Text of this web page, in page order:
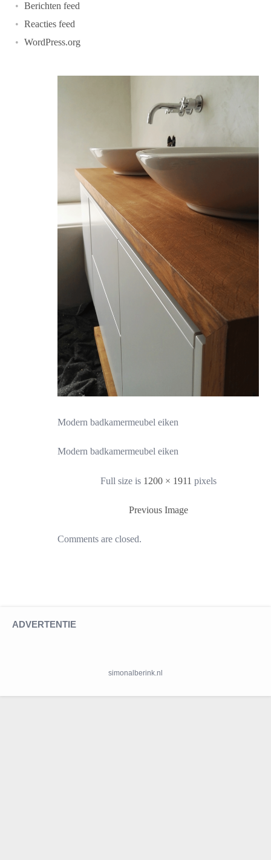
Berichten feed
Reacties feed
WordPress.org
Modern badkamermeubel eiken
Modern badkamermeubel eiken
Full size is 1200 × 1911 pixels
Previous Image
Comments are closed.
ADVERTENTIE
simonalberink.nl